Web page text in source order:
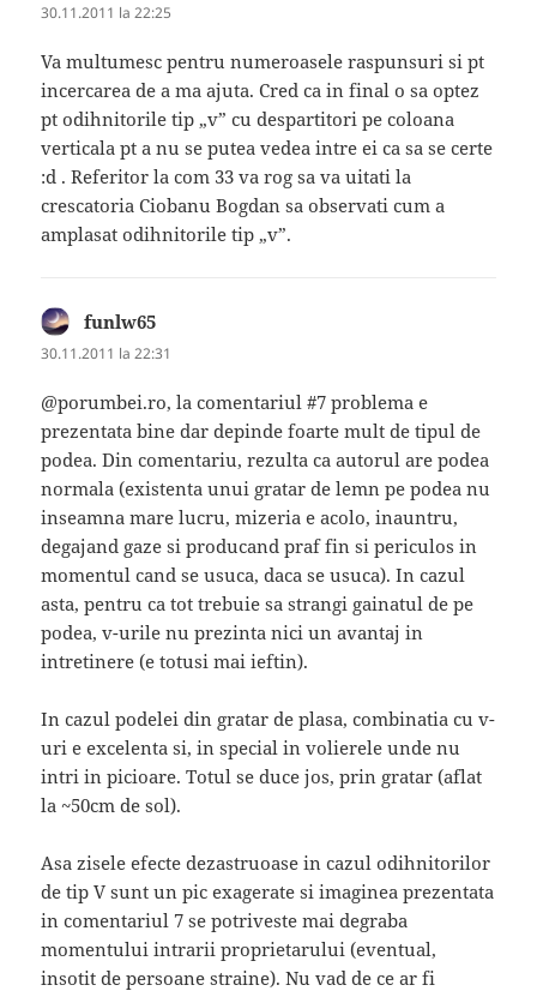
30.11.2011 la 22:25
Va multumesc pentru numeroasele raspunsuri si pt
incercarea de a ma ajuta. Cred ca in final o sa optez
pt odihnitorile tip „v” cu despartitori pe coloana
verticala pt a nu se putea vedea intre ei ca sa se certe
:d . Referitor la com 33 va rog sa va uitati la
crescatoria Ciobanu Bogdan sa observati cum a
amplasat odihnitorile tip „v”.
funlw65
30.11.2011 la 22:31
@porumbei.ro, la comentariul #7 problema e
prezentata bine dar depinde foarte mult de tipul de
podea. Din comentariu, rezulta ca autorul are podea
normala (existenta unui gratar de lemn pe podea nu
inseamna mare lucru, mizeria e acolo, inauntru,
degajand gaze si producand praf fin si periculos in
momentul cand se usuca, daca se usuca). In cazul
asta, pentru ca tot trebuie sa strangi gainatul de pe
podea, v-urile nu prezinta nici un avantaj in
intretinere (e totusi mai ieftin).
In cazul podelei din gratar de plasa, combinatia cu v-
uri e excelenta si, in special in volierele unde nu
intri in picioare. Totul se duce jos, prin gratar (aflat
la ~50cm de sol).
Asa zisele efecte dezastruoase in cazul odihnitorilor
de tip V sunt un pic exagerate si imaginea prezentata
in comentariul 7 se potriveste mai degraba
momentului intrarii proprietarului (eventual,
insotit de persoane straine). Nu vad de ce ar fi